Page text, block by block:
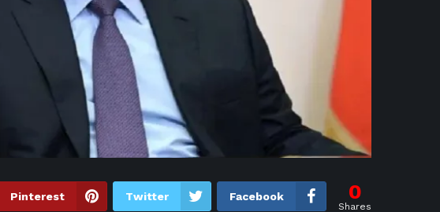
0
Shares
Facebook
Twitter
Pinterest